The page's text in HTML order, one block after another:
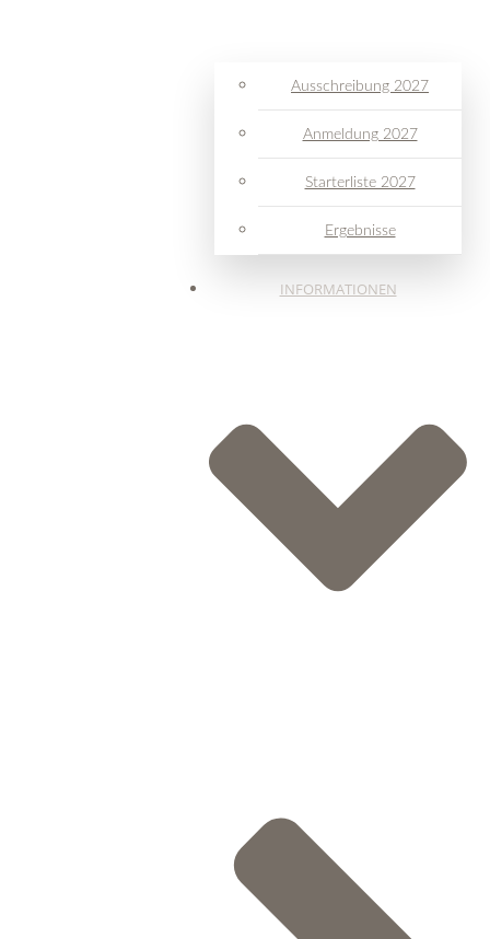
Ausschreibung 2027
Anmeldung 2027
Starterliste 2027
Ergebnisse
INFORMATIONEN